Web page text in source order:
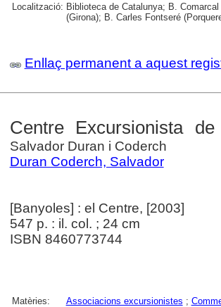
Localització: Biblioteca de Catalunya; B.
(Girona); B. Carles Fontseré
Enllaç permanent a aquest
Centre Excursionista
Salvador Duran i Coderch
Duran Coderch, Salvador
[Banyoles] : el Centre, [2003]
547 p. : il. col. ; 24 cm
ISBN 8460773744
Matèries: Associacions excursionistes ;